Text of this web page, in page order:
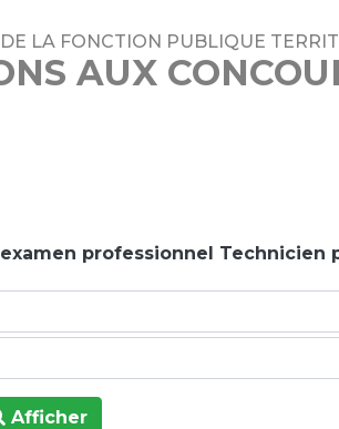
LA FONCTION PUBLIQUE
AUX
professionnel Technicien
Afficher